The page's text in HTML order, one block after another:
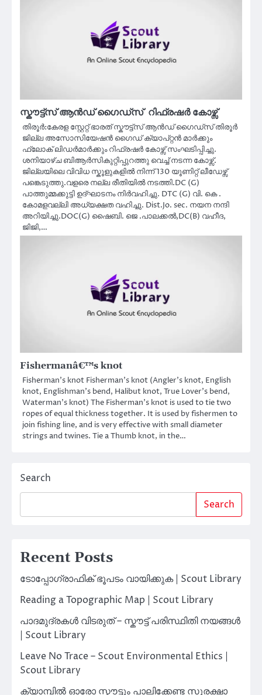
സ്കൗട്ട്സ് ആൻഡ് ഗൈഡ്സ് റിഫ്രഷർ കോഴ്സ്
തിരൂർ:കേരള സ്റ്റേറ്റ് ഭാരത് സ്കൗട്ട്സ് ആൻഡ് ഗൈഡ്സ് തിരൂർ
ജില്ല അസോസിയേഷൻ ഗൈഡ് ക്യാപ്റ്റൻ മാർക്കും
ഫ്ലോക് ലിഡർമാർക്കും റിഫ്രഷർ കോഴ്സ് സംഘടിപ്പിച്ചു.
ശനിയാഴ്ച ബിആർസികുറ്റിപ്പുറത്തു വെച്ച് നടന്ന കോഴ്സ്.
ജില്ലയിലെ വിവിധ സ്കൂളുകളിൽ നിന്ന് 130 യൂണിറ്റ് ലീഡേഴ്സ്
പങ്കെടുത്തു.വളരെ നല്ല രീതിയിൽ നടത്തി.DC (G)
പാത്തുമ്മക്കുട്ടി ഉദ്ഘാടനം നിർവഹിച്ചു. DTC (G) വി. കെ .
കോമളവല്ലി അധ്യക്ഷത വഹിച്ചു. Dist.Jo. sec. നയന നന്ദി
അറിയിച്ചു.DOC(G) ഷൈബി. ജെ .പാലക്കൽ,DC(B) വഹീദ,
ജിജി,…
Fishermanâ€™s knot
Fisherman’s knot Fisherman’s knot (Angler’s knot, English
knot, Englishman’s bend, Halibut knot, True Lover’s bend,
Waterman’s knot) The Fisherman’s knot is used to tie two
ropes of equal thickness together. It is used by fishermen to
join fishing line, and is very effective with small diameter
strings and twines. Tie a Thumb knot, in the…
Search
Search
Recent Posts
ടോപ്പോഗ്രാഫിക് ഭൂപടം വായിക്കുക | Scout Library
Reading a Topographic Map | Scout Library
പാദമുദ്രകൾ വിടരുത് – സ്കൗട്ട് പരിസ്ഥിതി നയങ്ങൾ
| Scout Library
Leave No Trace – Scout Environmental Ethics |
Scout Library
ക്യാമ്പിൽ ഓരോ സ്കൗട്ടും പാലിക്കേണ്ട സുരക്ഷാ